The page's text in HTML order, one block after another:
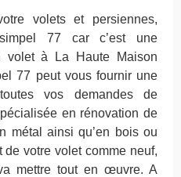
volets et persiennes,
77 car c’est une
volet à La Haute Maison
77 peut vous fournir une
vos demandes de
en rénovation de
métal ainsi qu’en bois ou
votre volet comme neuf,
mettre tout en œuvre. A